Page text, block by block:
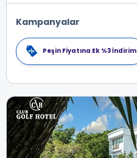
Kampanyalar
Peşin Fiyatına Ek %3 İndirim